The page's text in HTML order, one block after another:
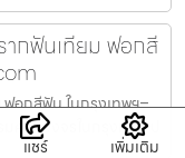
กฟันเทียม ฟอกสี
อกสีฟัน ในกรุงเทพฯ–
รบวงจรในกรุงเทพ–ป
แชร์ เพิ่มเติม